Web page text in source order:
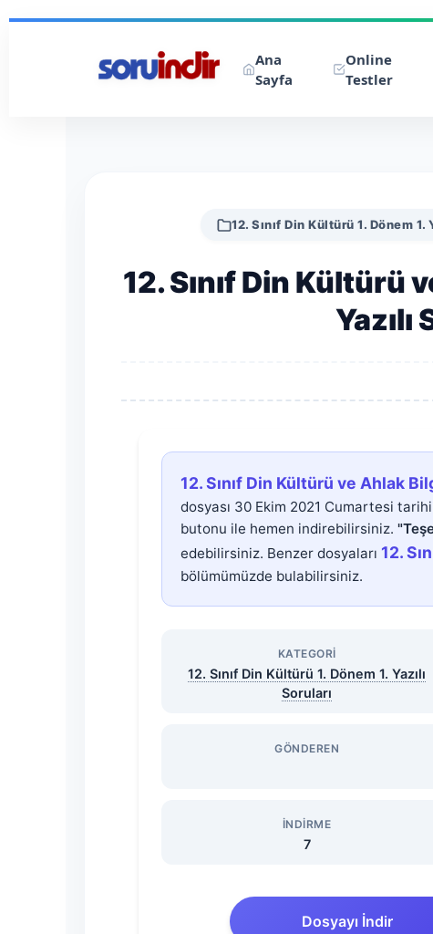
Ana
Sayfa
Online
Testler
12. Sınıf Din Kültürü 1. Dönem 1.
12. Sınıf Din Kültürü
Yazılı
12.
Sınıf
Din
Kültürü
Dönem
12. Sınıf Din Kültürü ve Ahlak
dosyası 30 Ekim 2021 Cumartesi
butonu ile hemen indirebilirsiniz.
edebilirsiniz. Benzer dosyaları 12.
bölümümüzde bulabilirsiniz.
KATEGORI
12. Sınıf Din Kültürü 1. Dönem 1. Yazılı
Soruları
GÖNDEREN
İNDIRME
7
Dosyayı İndir